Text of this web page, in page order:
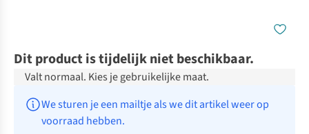
Dit product is tijdelijk niet beschikbaar.
Valt normaal. Kies je gebruikelijke maat.
We sturen je een mailtje als we dit artikel weer op
voorraad hebben.